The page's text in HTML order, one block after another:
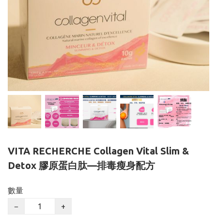
VITA RECHERCHE Collagen Vital Slim &
Detox 膠原蛋白肽—排毒瘦身配方
數量
−
+